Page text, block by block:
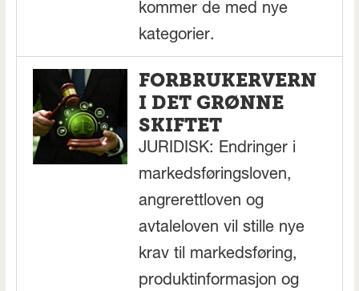
kommer de med nye
kategorier.
FORBRUKERVERN
I DET GRØNNE
SKIFTET
JURIDISK: Endringer i
markedsføringsloven,
angrerettloven og
avtaleloven vil stille nye
krav til markedsføring,
produktinformasjon og